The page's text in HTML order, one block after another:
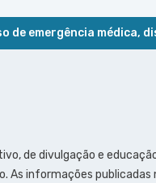
de emergência médica,
de divulgação e
As informações